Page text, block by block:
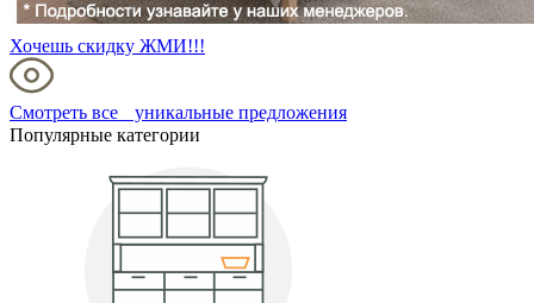
Хочешь скидку ЖМИ!!!
Смотреть все уникальные предложения
Популярные категории